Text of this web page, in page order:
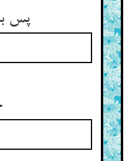
چون فطامش شد بگفتم با پری ** تا در آموزید نطق و داوری